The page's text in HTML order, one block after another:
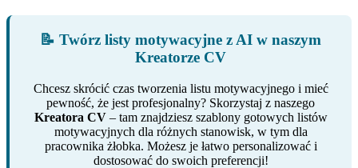
📝 Twórz listy motywacyjne z AI w naszym
Kreatorze CV
Chcesz skrócić czas tworzenia listu motywacyjnego i mieć
pewność, że jest profesjonalny? Skorzystaj z naszego
Kreatora CV– tam znajdziesz szablony gotowych listów
motywacyjnych dla różnych stanowisk, w tym dla
pracownika żłobka. Możesz je łatwo personalizować i
dostosować do swoich preferencji!